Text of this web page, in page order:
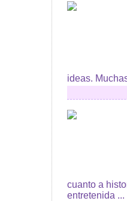
ideas.
cuanto a
entretenida ...